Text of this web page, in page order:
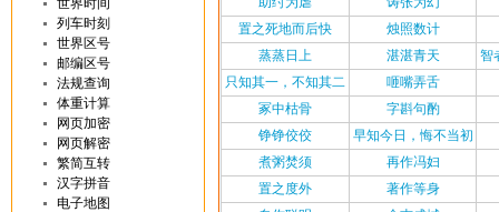
世界时间
列车时刻
世界区号
邮编区号
法规查询
体重计算
网页加密
网页解密
繁简互转
汉字拼音
电子地图